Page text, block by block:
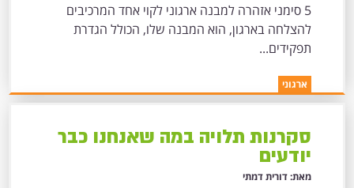
5 סימני אזהרה למבנה ארגוני לקוי אחד המרכיבים
להצלחה בארגון, הוא המבנה שלו, הכולל הגדרת
תפקידים...
ארגוני
סקרנות תלויה במה שאנחנו כבר
יודעים
מאת: דורית דמתי